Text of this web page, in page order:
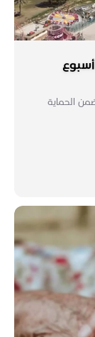
الحماية